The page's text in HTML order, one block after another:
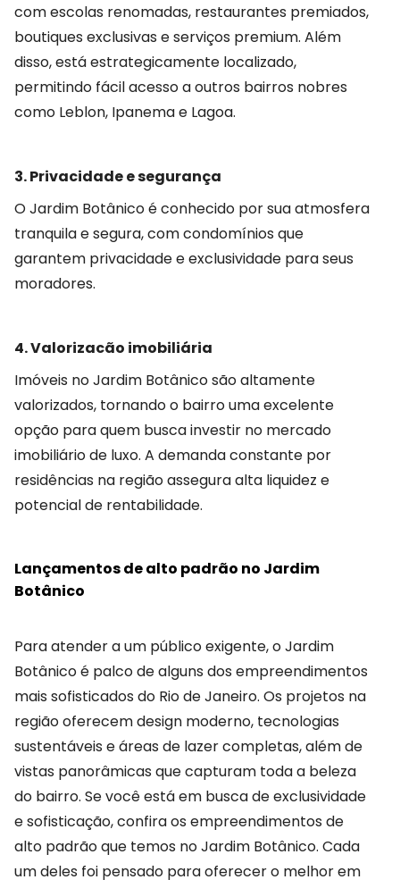
com escolas renomadas, restaurantes premiados,
boutiques exclusivas e serviços premium. Além
disso, está estrategicamente localizado,
permitindo fácil acesso a outros bairros nobres
como Leblon, Ipanema e Lagoa.
3. Privacidade e segurança
O Jardim Botânico é conhecido por sua atmosfera
tranquila e segura, com condomínios que
garantem privacidade e exclusividade para seus
moradores.
4. Valorizacão imobiliária
Imóveis no Jardim Botânico são altamente
valorizados, tornando o bairro uma excelente
opção para quem busca investir no mercado
imobiliário de luxo. A demanda constante por
residências na região assegura alta liquidez e
potencial de rentabilidade.
Lançamentos de alto padrão no Jardim
Botânico
Para atender a um público exigente, o Jardim
Botânico é palco de alguns dos empreendimentos
mais sofisticados do Rio de Janeiro. Os projetos na
região oferecem design moderno, tecnologias
sustentáveis e áreas de lazer completas, além de
vistas panorâmicas que capturam toda a beleza
do bairro. Se você está em busca de exclusividade
e sofisticação, confira os empreendimentos de
alto padrão que temos no Jardim Botânico. Cada
um deles foi pensado para oferecer o melhor em